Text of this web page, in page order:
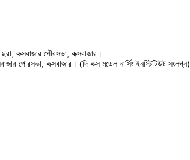
কক্সবাজার পৌরসভা, কক্সবাজার।
পৌরসভা, কক্সবাজার। (দি কক্স মডেল নার্সিং ইনস্টিটিউট সংলগ্ন)